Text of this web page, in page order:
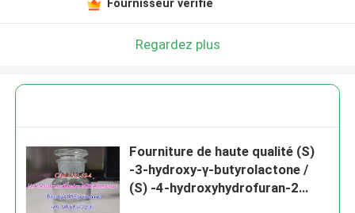
Fournisseur vérifié
Regardez plus
Fourniture de haute qualité (S)
-3-hydroxy-γ-butyrolactone /
(S) -4-hydroxyhydrofuran-2